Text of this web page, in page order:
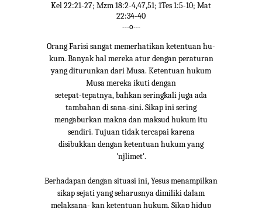
Kel 22:21-27; Mzm 18:2-4,47,51; 1Tes 1:5-10; Mat
22:34-40
---o---
Orang Farisi sangat memerhatikan ketentuan hu-
kum. Banyak hal mereka atur dengan peraturan
yang diturunkan dari Musa. Ketentuan hukum
Musa mereka ikuti dengan
setepat-tepatnya, bahkan seringkali juga ada
tambahan di sana-sini. Sikap ini sering
mengaburkan makna dan maksud hukum itu
sendiri. Tujuan tidak tercapai karena
disibukkan dengan ketentuan hukum yang
'njlimet'.
Berhadapan dengan situasi ini, Yesus menampilkan
sikap sejati yang seharusnya dimiliki dalam
melaksana- kan ketentuan hukum. Sikap hidup